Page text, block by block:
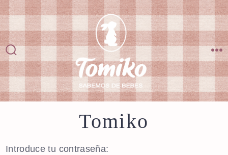
Saltar
al
contenido
Alternar
la
búsqueda
Tomiko
Introduce tu contraseña: